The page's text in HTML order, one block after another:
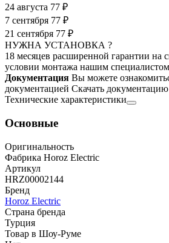
24 августа 77 ₽
7 сентября 77 ₽
21 сентября 77 ₽
НУЖНА УСТАНОВКА ?
18 месяцев расширенной гарантии на
условии монтажа нашим
Документация Вы можете
документацией Скачать документацию
Технические характеристики
Основные
Оригинальность
Фабрика Horoz Electric
Артикул
HRZ00002144
Бренд
Horoz Electric
Страна бренда
Турция
Товар в Шоу-Руме